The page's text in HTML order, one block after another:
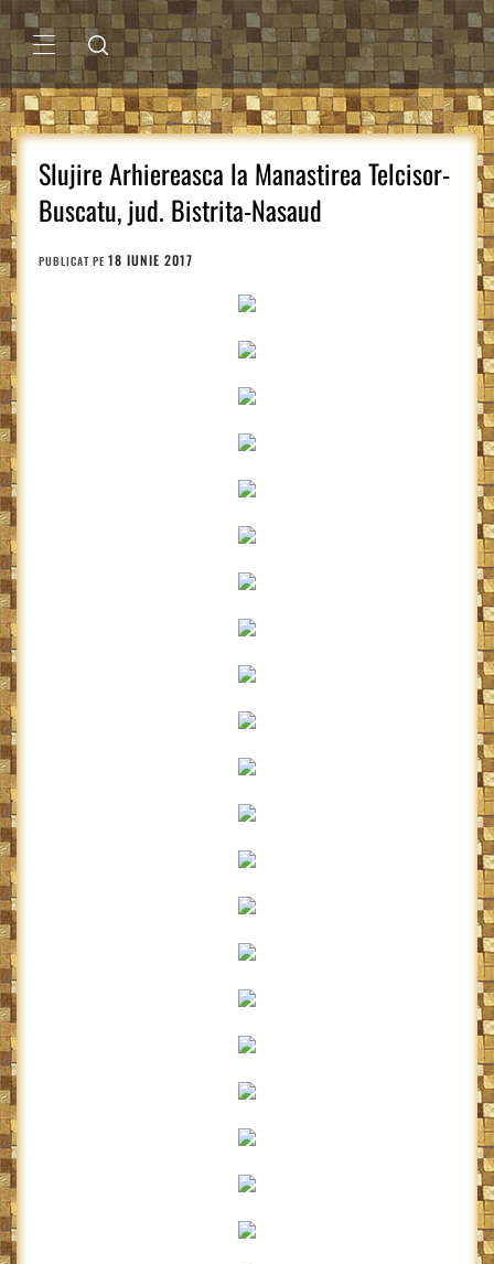
Sari
la
conținutMENIU
PRINCIPAL
Slujire Arhiereasca la Manastirea Telcisor-
Buscatu, jud. Bistrita-Nasaud
PUBLICAT PE 18 IUNIE 2017